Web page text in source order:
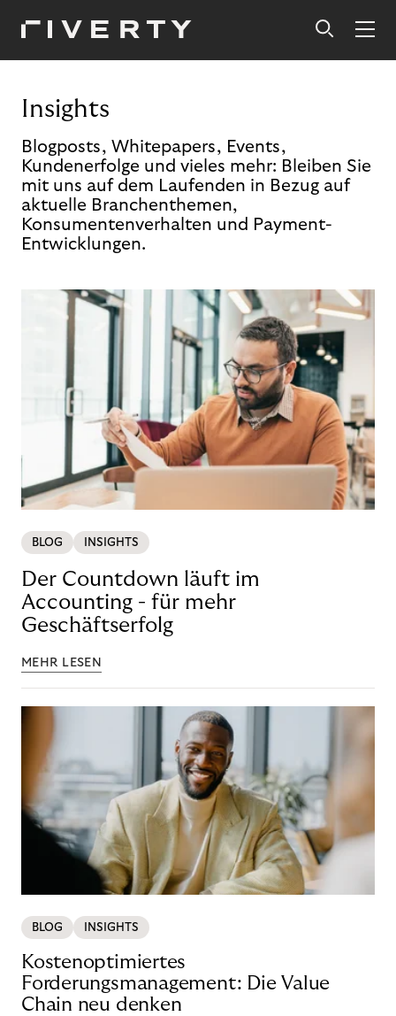
Insights
Blogposts, Whitepapers, Events,
Kundenerfolge und vieles mehr: Bleiben Sie
mit uns auf dem Laufenden in Bezug auf
aktuelle Branchenthemen,
Konsumentenverhalten und Payment-
Entwicklungen.
BLOG INSIGHTS
Der Countdown läuft im
Accounting - für mehr
Geschäftserfolg
MEHR LESEN
BLOG INSIGHTS
Kostenoptimiertes
Forderungsmanagement: Die Value
Chain neu denken